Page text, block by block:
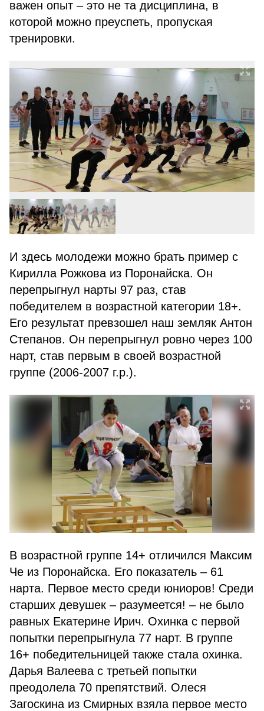
важен опыт – это не та дисциплина, в
которой можно преуспеть, пропуская
тренировки.
И здесь молодежи можно брать пример с
Кирилла Рожкова из Поронайска. Он
перепрыгнул нарты 97 раз, став
победителем в возрастной категории 18+.
Его результат превзошел наш земляк Антон
Степанов. Он перепрыгнул ровно через 100
нарт, став первым в своей возрастной
группе (2006-2007 г.р.).
В возрастной группе 14+ отличился Максим
Че из Поронайска. Его показатель – 61
нарта. Первое место среди юниоров! Среди
старших девушек – разумеется! – не было
равных Екатерине Ирич. Охинка с первой
попытки перепрыгнула 77 нарт. В группе
16+ победительницей также стала охинка.
Дарья Валеева с третьей попытки
преодолела 70 препятствий. Олеся
Загоскина из Смирных взяла первое место